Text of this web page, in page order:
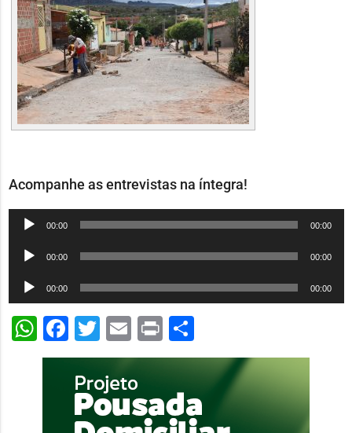
Acompanhe as entrevistas na íntegra!
Tocador
áudio
00:00 00:00
Tocador
áudio
00:00 00:00
Tocador
de
áudio
00:00 00:00
WhatsApp
Facebook
Twitter
Email
PrintShare